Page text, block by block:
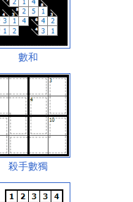
數和
殺手數獨